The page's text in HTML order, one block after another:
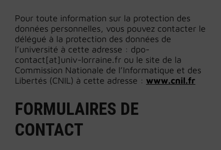
Pour toute information sur la protection des
données personnelles, vous pouvez contacter le
délégué à la protection des données de
l’université à cette adresse : dpo-
contact[at]univ-lorraine.fr ou le site de la
Commission Nationale de l’Informatique et des
Libertés (CNIL) à cette adresse : www.cnil.fr
FORMULAIRES DE
CONTACT